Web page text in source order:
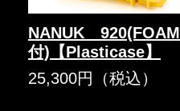
NANUK 920(FOAM
付)【Plasticase】
25,300円（税込）